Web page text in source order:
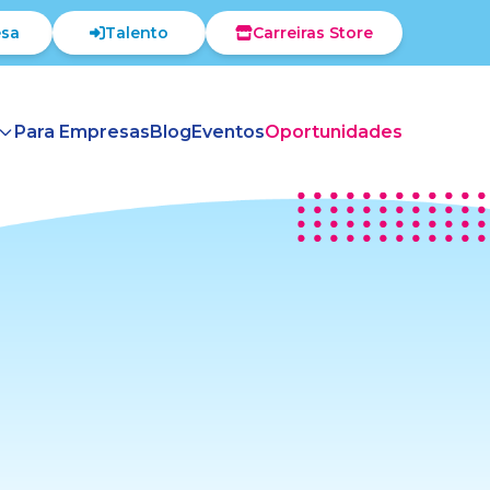
Talento Carreiras Store
Para EmpresasBlogEventosOportunidades